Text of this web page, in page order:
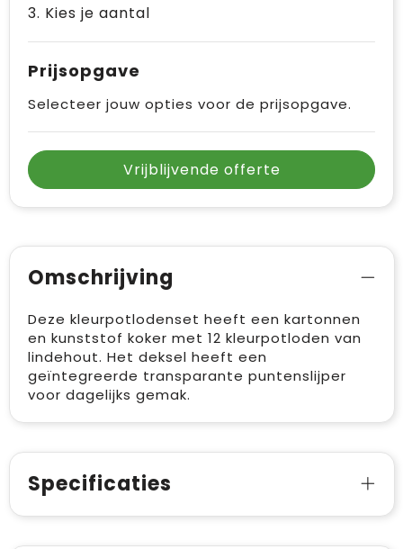
3. Kies je aantal
Prijsopgave
Selecteer jouw opties voor de prijsopgave.
Vrijblijvende offerte
Omschrijving
Deze kleurpotlodenset heeft een kartonnen
en kunststof koker met 12 kleurpotloden van
lindehout. Het deksel heeft een
geïntegreerde transparante puntenslijper
voor dagelijks gemak.
Specificaties